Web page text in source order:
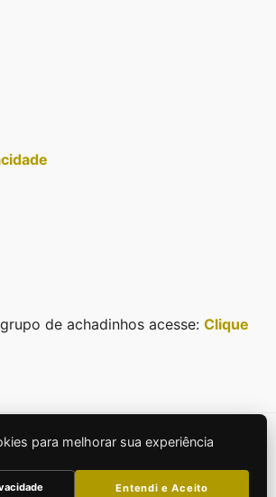
de achadinhos acesse: Clique
e Estilo. Todos os direitos
para melhorar sua experiência
Entendi e Aceito